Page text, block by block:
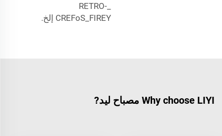
_RETRO-
CREFoS_FIREY إلخ.
Why choose LIYI مصباح ليد?